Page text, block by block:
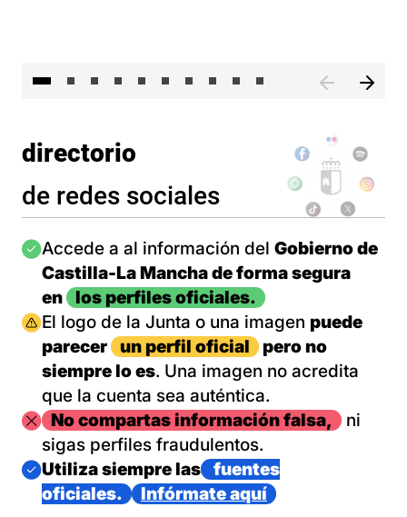
directorio
de redes sociales
Imagen
Accede a al información del Gobierno de
Castilla-La Mancha de forma segura
en
los perfiles oficiales.
Imagen
El logo de la Junta o una imagen puede
parecer
un perfil oficial
pero no
siempre lo es. Una imagen no acredita
que la cuenta sea auténtica.
ImagenNo compartas información falsa,
ni
sigas perfiles fraudulentos.
Imagen
Utiliza siempre las
fuentes
oficiales.
Infórmate aquí